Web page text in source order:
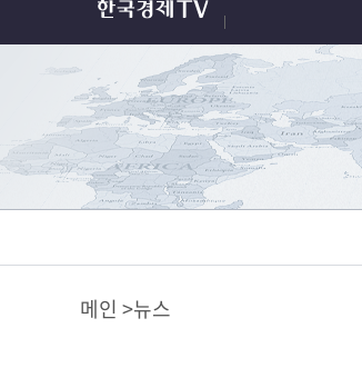
메인 뉴스